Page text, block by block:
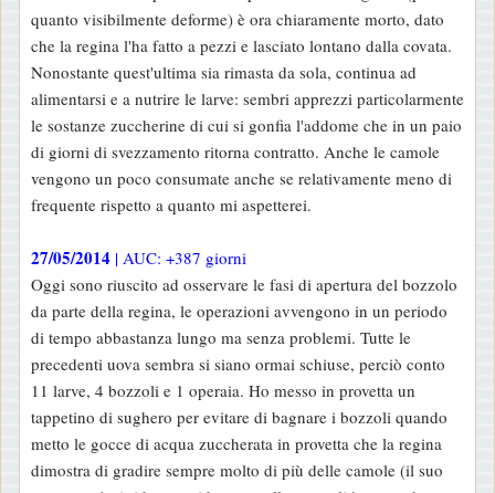
quanto visibilmente deforme) è ora chiaramente morto, dato
che la regina l'ha fatto a pezzi e lasciato lontano dalla covata.
Nonostante quest'ultima sia rimasta da sola, continua ad
alimentarsi e a nutrire le larve: sembri apprezzi particolarmente
le sostanze zuccherine di cui si gonfia l'addome che in un paio
di giorni di svezzamento ritorna contratto. Anche le camole
vengono un poco consumate anche se relativamente meno di
frequente rispetto a quanto mi aspetterei.
27/05/2014 | AUC: +387 giorni
Oggi sono riuscito ad osservare le fasi di apertura del bozzolo
da parte della regina, le operazioni avvengono in un periodo
di tempo abbastanza lungo ma senza problemi. Tutte le
precedenti uova sembra si siano ormai schiuse, perciò conto
11 larve, 4 bozzoli e 1 operaia. Ho messo in provetta un
tappetino di sughero per evitare di bagnare i bozzoli quando
metto le gocce di acqua zuccherata in provetta che la regina
dimostra di gradire sempre molto di più delle camole (il suo